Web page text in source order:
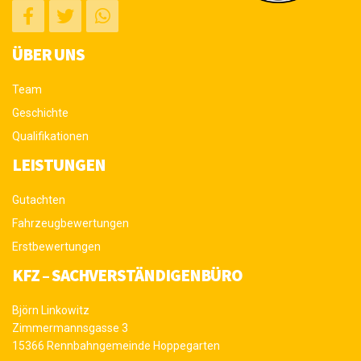
ÜBER UNS
Team
Geschichte
Qualifikationen
LEISTUNGEN
Gutachten
Fahrzeugbewertungen
Erstbewertungen
KFZ – SACHVERSTÄNDIGENBÜRO
Björn Linkowitz
Zimmermannsgasse 3
15366 Rennbahngemeinde Hoppegarten